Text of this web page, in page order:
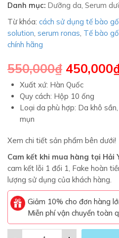
Danh mục: Dưỡng da, Serum
Từ khóa: cách sử dụng tế bào
solution, serum ronas, Tế bào
chính hãng
550,000₫ 450,000
Xuất xứ: Hàn Quốc
Quy cách: Hộp 10 ống
Loại da phù hợp: Da khô
mụn
Xem chi tiết sản phẩm bên dưới!
Cam kết khi mua hàng tại Hải
cam kết lỗi 1 đổi 1, Fake hoàn
lượng sử dụng của khách hàng.
Giảm 10% cho đơn hàng
Miễn phí vận chuyển toàn